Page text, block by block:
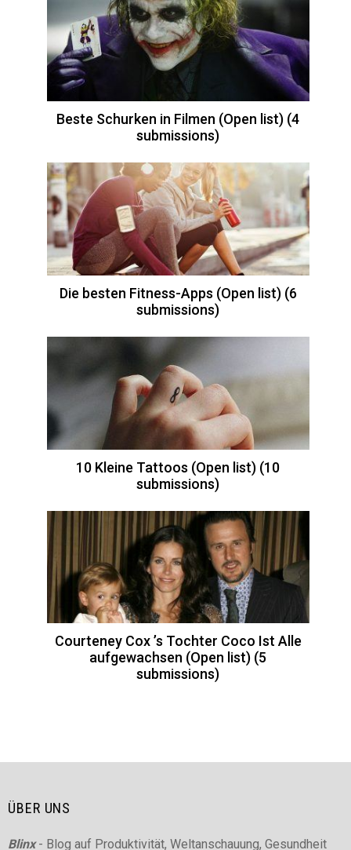
Beste Schurken in Filmen (Open list) (4
submissions)
Die besten Fitness-Apps (Open list) (6
submissions)
10 Kleine Tattoos (Open list) (10
submissions)
Courteney Cox ’s Tochter Coco Ist Alle
aufgewachsen (Open list) (5
submissions)
ÜBER UNS
Blinx- Blog auf Produktivität, Weltanschauung, Gesundheit